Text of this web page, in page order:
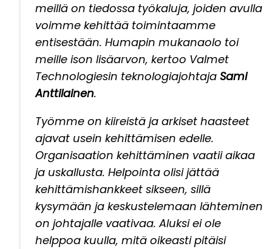
meillä on tiedossa työkaluja, joiden avulla
voimme kehittää toimintaamme
entisestään. Humapin mukanaolo toi
meille ison lisäarvon, kertoo Valmet
Technologiesin teknologiajohtaja Sami
Anttilainen.
Työmme on kiireistä ja arkiset haasteet
ajavat usein kehittämisen edelle.
Organisaation kehittäminen vaatii aikaa
ja uskallusta. Helpointa olisi jättää
kehittämishankkeet sikseen, sillä
kysymään ja keskustelemaan lähteminen
on johtajalle vaativaa. Aluksi ei ole
helppoa kuulla, mitä oikeasti pitäisi